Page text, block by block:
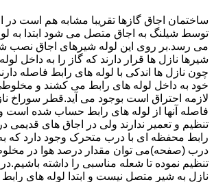
ساختمان اجاق گازها تقریبا مشابه هم است در
توسط شیلنگ به اجاق متصل می شود ابتدا به
می رسد.بر روی این لوله شیرهای اجاق نصب
شیرها نازل ها قرار دارند که گاز را به داخل
چون نازل ها اندکی با لوله های رابط فاصله
خود به داخل لوله های رابط می کشند و
لازمه احتراق است بوجود می آید.قطر سوراخ
فاصله آنها از لوله های رابط حساب شده است و
تنظیم و تعمیر ندارند ولی در اجاق های قدیمی
رابط محفظه ای با درب متحرک وجود دارد که
درب (صفحه)می توان مقدار درصد هوا در مخلوط
تنظیم نموده تا شعله مناسبی را داشته
نازل به شیر متصل نیست و ابتدا لوله های